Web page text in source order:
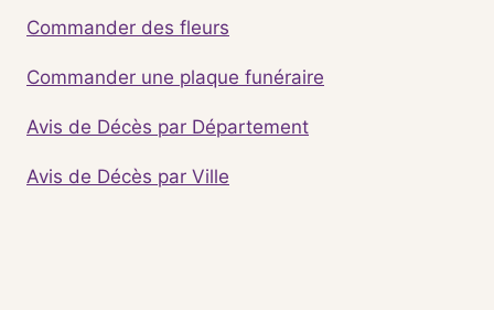
Commander des fleurs
Commander une plaque funéraire
Avis de Décès par Département
Avis de Décès par Ville